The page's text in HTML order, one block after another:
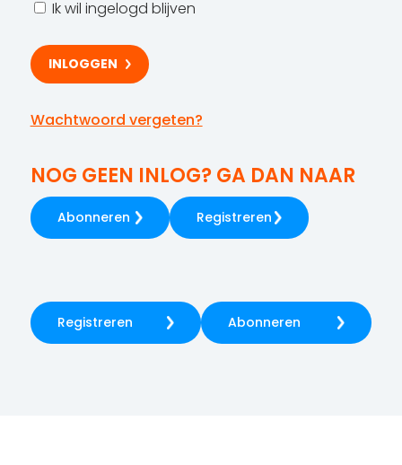
Ik wil ingelogd blijven
Wachtwoord vergeten?
NOG GEEN INLOG? GA DAN NAAR
Abonneren Registreren
Registreren Abonneren